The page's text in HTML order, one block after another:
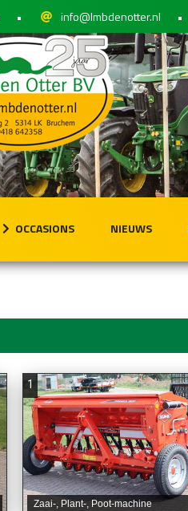
• info@lmbdenotter.nl •
OCCASIONS NIEUWS
1
Zaai-, Plant-, Poot-machine